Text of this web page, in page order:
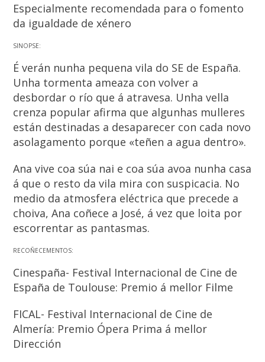
Especialmente recomendada para o fomento
da igualdade de xénero
SINOPSE:
É verán nunha pequena vila do SE de España.
Unha tormenta ameaza con volver a
desbordar o río que á atravesa. Unha vella
crenza popular afirma que algunhas mulleres
están destinadas a desaparecer con cada novo
asolagamento porque «teñen a agua dentro».
Ana vive coa súa nai e coa súa avoa nunha casa
á que o resto da vila mira con suspicacia. No
medio da atmosfera eléctrica que precede a
choiva, Ana coñece a José, á vez que loita por
escorrentar as pantasmas.
RECOÑECEMENTOS:
Cinespaña- Festival Internacional de Cine de
España de Toulouse: Premio á mellor Filme
FICAL- Festival Internacional de Cine de
Almería: Premio Ópera Prima á mellor
Dirección